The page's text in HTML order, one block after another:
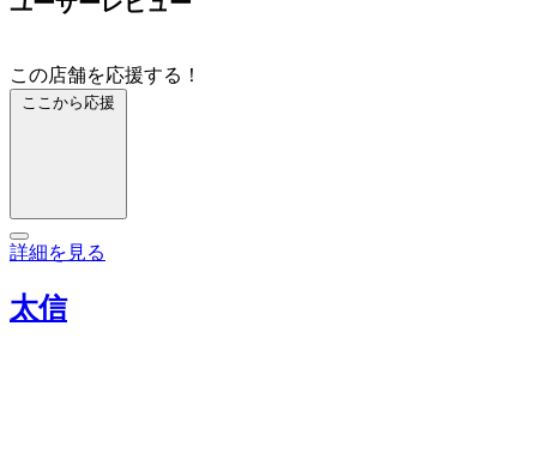
この店舗を応援する！
ここから応援
詳細を見る
太信